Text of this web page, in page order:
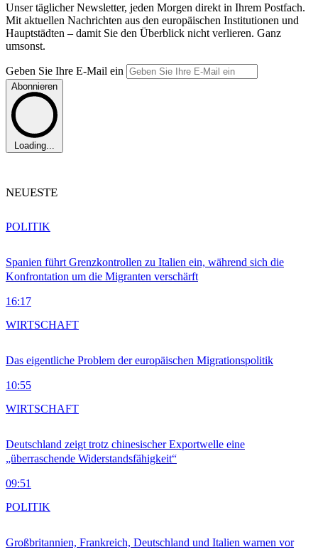
Unser täglicher Newsletter, jeden Morgen direkt in Ihrem Postfach.
Mit aktuellen Nachrichten aus den europäischen Institutionen und
Hauptstädten – damit Sie den Überblick nicht verlieren. Ganz
umsonst.
Geben Sie Ihre E-Mail ein
Abonnieren
Loading...
NEUESTE
Spanien führt Grenzkontrollen zu Italien ein, während sich die
Konfrontation um die Migranten verschärft
16:17
POLITIK
Das eigentliche Problem der europäischen Migrationspolitik
10:55
WIRTSCHAFT
Deutschland zeigt trotz chinesischer Exportwelle eine
„überraschende Widerstandsfähigkeit“
09:51
WIRTSCHAFT
Großbritannien, Frankreich, Deutschland und Italien warnen vor
POLITIK